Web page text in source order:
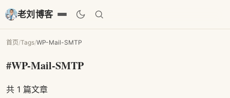
老刘博客
首页/Tags/WP-Mail-SMTP
#WP-Mail-SMTP
共 1 篇文章